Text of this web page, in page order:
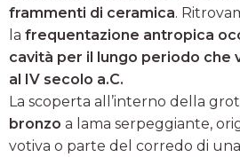
frammenti di ceramica.
la frequentazione antropica
cavità per il lungo periodo che
al IV secolo a.C.
La scoperta all’interno della
bronzo a lama serpeggiante,
votiva o parte del corredo di